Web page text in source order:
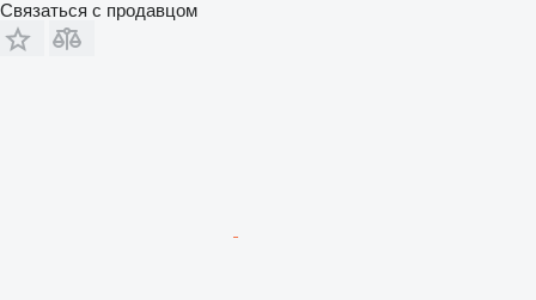
Связаться с продавцом